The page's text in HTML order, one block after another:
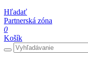
Hľadať
Partnerská zóna
0
Košík